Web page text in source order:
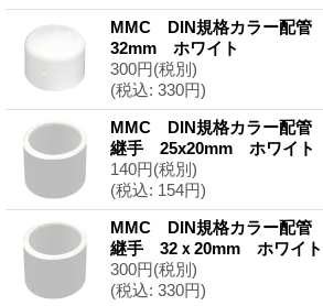
MMC DIN規格カラー配管
32mm ホワイト
300円(税別)
(税込: 330円)
MMC DIN規格カラー配管
継手 25x20mm ホワイト
140円(税別)
(税込: 154円)
MMC DIN規格カラー配管
継手 32ｘ20mm ホワイト
300円(税別)
(税込: 330円)